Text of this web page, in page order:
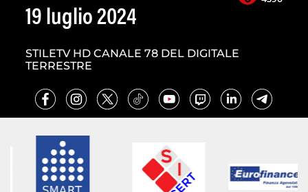
19 luglio 2024
STILETV HD CANALE 78 DEL DIGITALE
TERRESTRE